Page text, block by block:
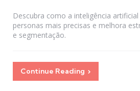
Descubra como a inteligência
personas mais precisas e melhora
e segmentação.
Continue Reading